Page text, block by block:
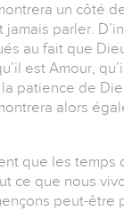
un côté
jamais parler.
au fait que
est Amour,
patience de
alors
que les temps
ce que nous
peut-être